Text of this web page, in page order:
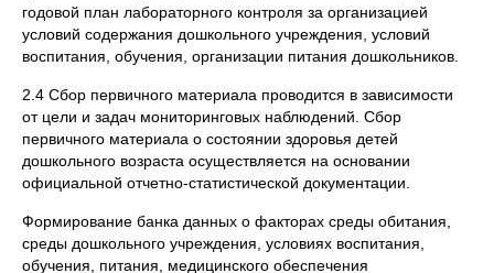
годовой план лабораторного контроля за организацией
условий содержания дошкольного учреждения, условий
воспитания, обучения, организации питания дошкольников.
2.4 Сбор первичного материала проводится в зависимости
от цели и задач мониторинговых наблюдений. Сбор
первичного материала о состоянии здоровья детей
дошкольного возраста осуществляется на основании
официальной отчетно-статистической документации.
Формирование банка данных о факторах среды обитания,
среды дошкольного учреждения, условиях воспитания,
обучения, питания, медицинского обеспечения